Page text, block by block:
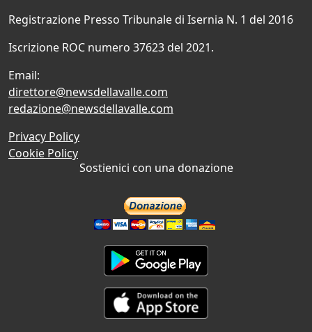
Registrazione Presso Tribunale di Isernia N. 1 del 2016
Iscrizione ROC numero 37623 del 2021.
Email:
direttore@newsdellavalle.com
redazione@newsdellavalle.com
Privacy Policy
Cookie Policy
Sostienici con una donazione